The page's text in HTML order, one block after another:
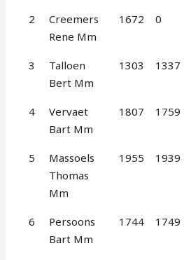
2
Creemers
Rene Mm
1672 0
3
Talloen
Bert Mm
1303 1337
4
Vervaet
Bart Mm
1807 1759
5
Massoels
Thomas
Mm
1955 1939
6
Persoons
Bart Mm
1744 1749